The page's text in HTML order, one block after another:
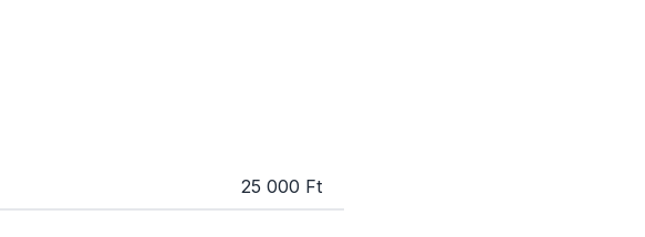
25 000 Ft